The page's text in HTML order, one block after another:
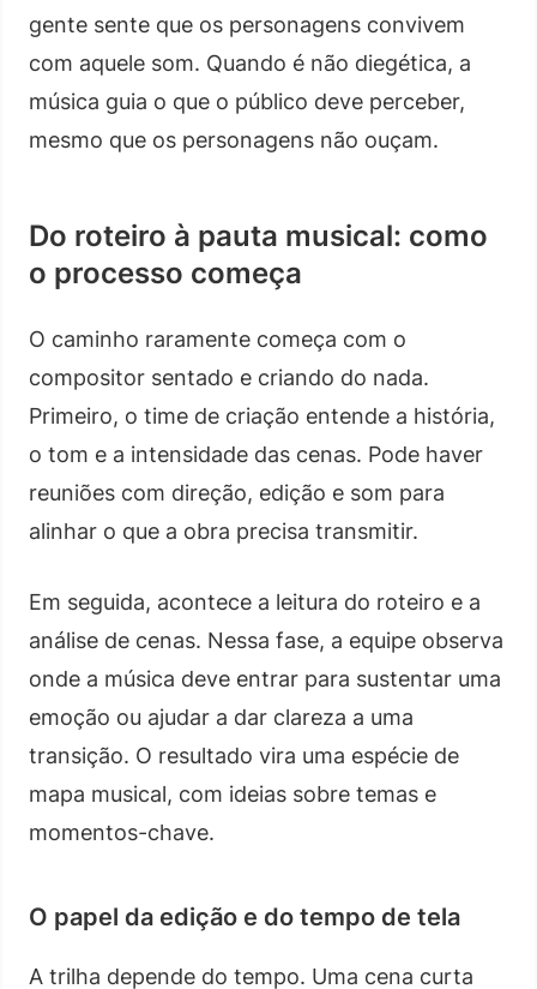
gente sente que os personagens convivem
com aquele som. Quando é não diegética, a
música guia o que o público deve perceber,
mesmo que os personagens não ouçam.
Do roteiro à pauta musical: como
o processo começa
O caminho raramente começa com o
compositor sentado e criando do nada.
Primeiro, o time de criação entende a história,
o tom e a intensidade das cenas. Pode haver
reuniões com direção, edição e som para
alinhar o que a obra precisa transmitir.
Em seguida, acontece a leitura do roteiro e a
análise de cenas. Nessa fase, a equipe observa
onde a música deve entrar para sustentar uma
emoção ou ajudar a dar clareza a uma
transição. O resultado vira uma espécie de
mapa musical, com ideias sobre temas e
momentos-chave.
O papel da edição e do tempo de tela
A trilha depende do tempo. Uma cena curta